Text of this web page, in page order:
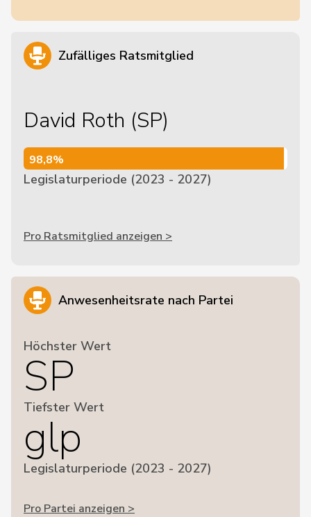
Zufälliges Ratsmitglied
David Roth (SP)
98,8%
98,8%
Legislaturperiode (2023 - 2027)
Pro Ratsmitglied anzeigen >
Anwesenheitsrate nach Partei
Höchster Wert
SP
Tiefster Wert
glp
Legislaturperiode (2023 - 2027)
Pro Partei anzeigen >